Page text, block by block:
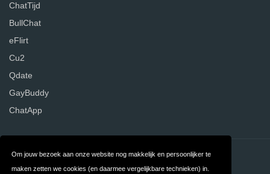
Om jouw bezoek aan onze website nog makkelijk en persoonlijker te
maken zetten we cookies (en daarmee vergelijkbare technieken) in.
ChatTijd
BullChat
eFlirt
Cu2
Qdate
GayBuddy
ChatApp
Contact Over ons